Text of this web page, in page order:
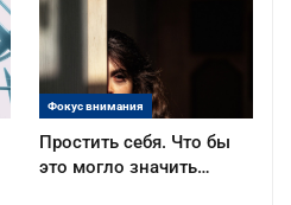
Фокус внимания
Простить себя. Что бы
это могло значить…